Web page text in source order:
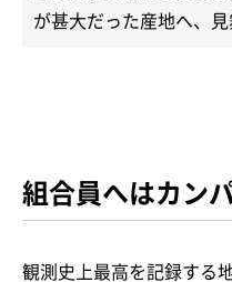
が甚大だった産地へ、
組合員へはカン
観測史上最高を記録する